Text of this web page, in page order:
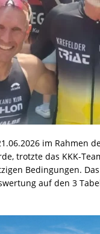
im Rahmen
trotzte das KKK-
Bedingungen.
auf den 3